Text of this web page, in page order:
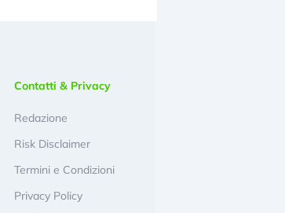
Contatti & Privacy
Redazione
Risk Disclaimer
Termini e Condizioni
Privacy Policy